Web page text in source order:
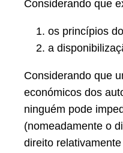
Considerando que
os princípios
a
Considerando que
económicos dos
ninguém pode
(nomeadamente o
direito